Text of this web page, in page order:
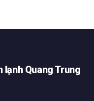
lạnh Quang Trung